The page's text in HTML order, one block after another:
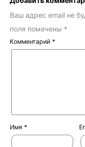
Ваш адрес email не
поля помечены *
Комментарий *
Имя *